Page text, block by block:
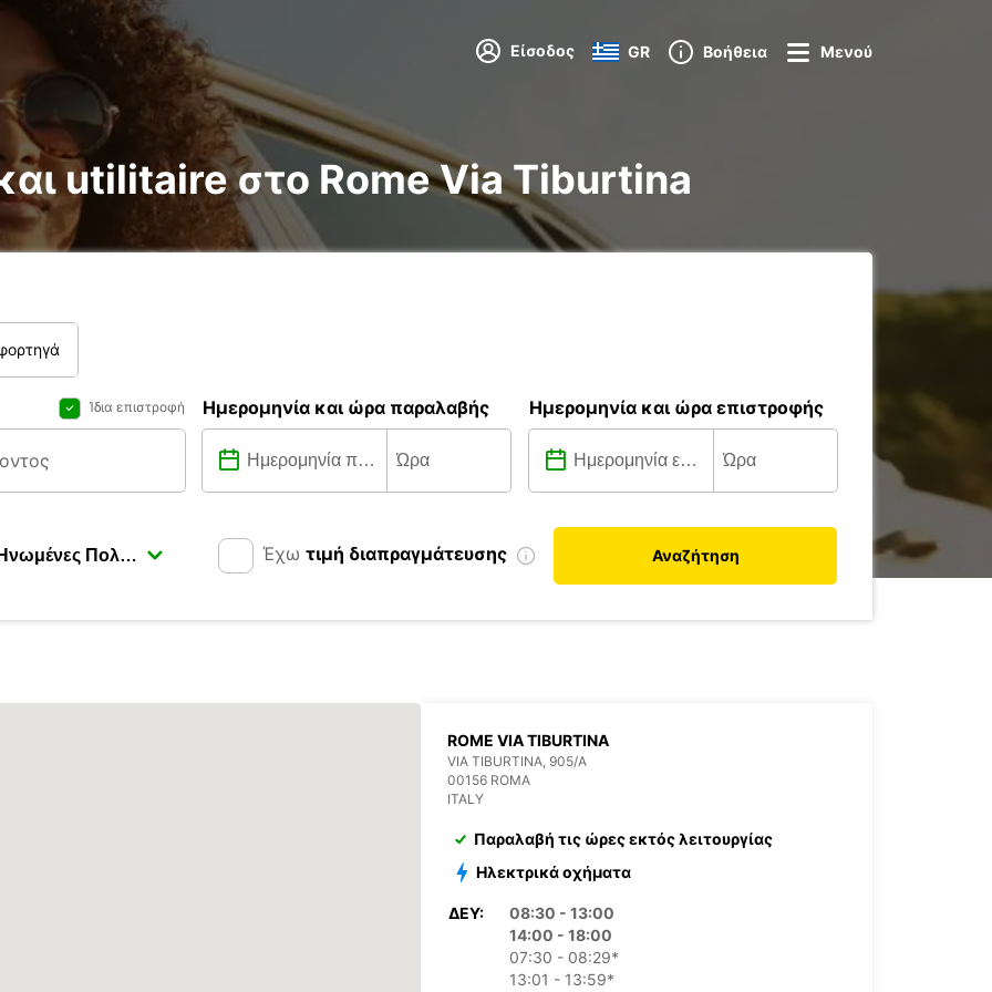
Είσοδος GR Βοήθεια Μενού
utilitaire στο Rome Via Tiburtina
Ίδια επιστροφή Ημερομηνία και ώρα παραλαβής Ημερομηνία και ώρα επιστροφής
Έχω τιμή διαπραγμάτευσης Αναζήτηση
ROME VIA TIBURTINA
VIA TIBURTINA, 905/A
00156 ROMA
ITALY
Παραλαβή τις ώρες εκτός λειτουργίας
Ηλεκτρικά οχήματα
ΔΕΥ:
08:30 - 13:00
14:00 - 18:00
07:30 - 08:29*
13:01 - 13:59*